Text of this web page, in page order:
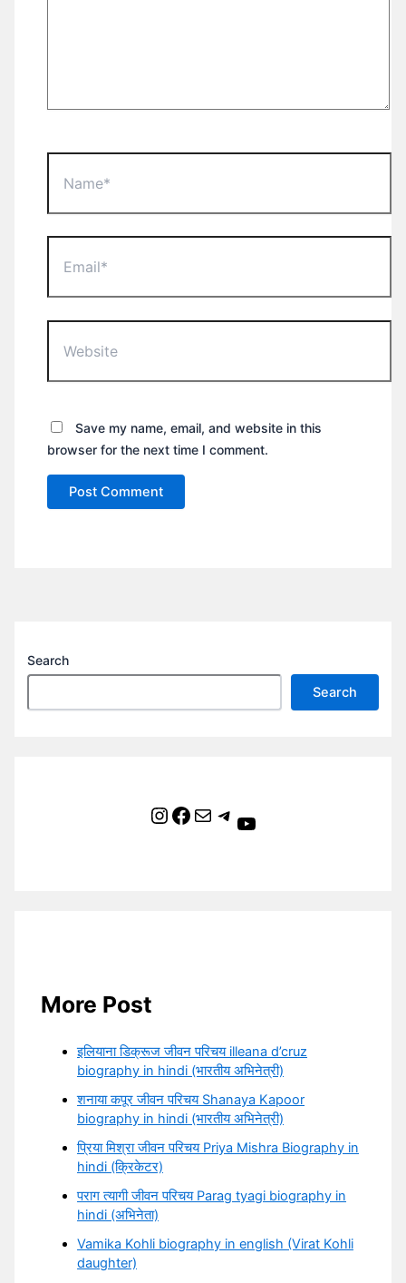
Save my name, email, and website in this
browser for the next time I comment.
Search
Search
Instagram Facebook Mail Telegram YouTube
More Post
इलियाना डिक्रूज जीवन परिचय illeana d’cruz
biography in hindi (भारतीय अभिनेत्री)
शनाया कपूर जीवन परिचय Shanaya Kapoor
biography in hindi (भारतीय अभिनेत्री)
प्रिया मिश्रा जीवन परिचय Priya Mishra Biography in
hindi (क्रिकेटर)
पराग त्यागी जीवन परिचय Parag tyagi biography in
hindi (अभिनेता)
Vamika Kohli biography in english (Virat Kohli
daughter)